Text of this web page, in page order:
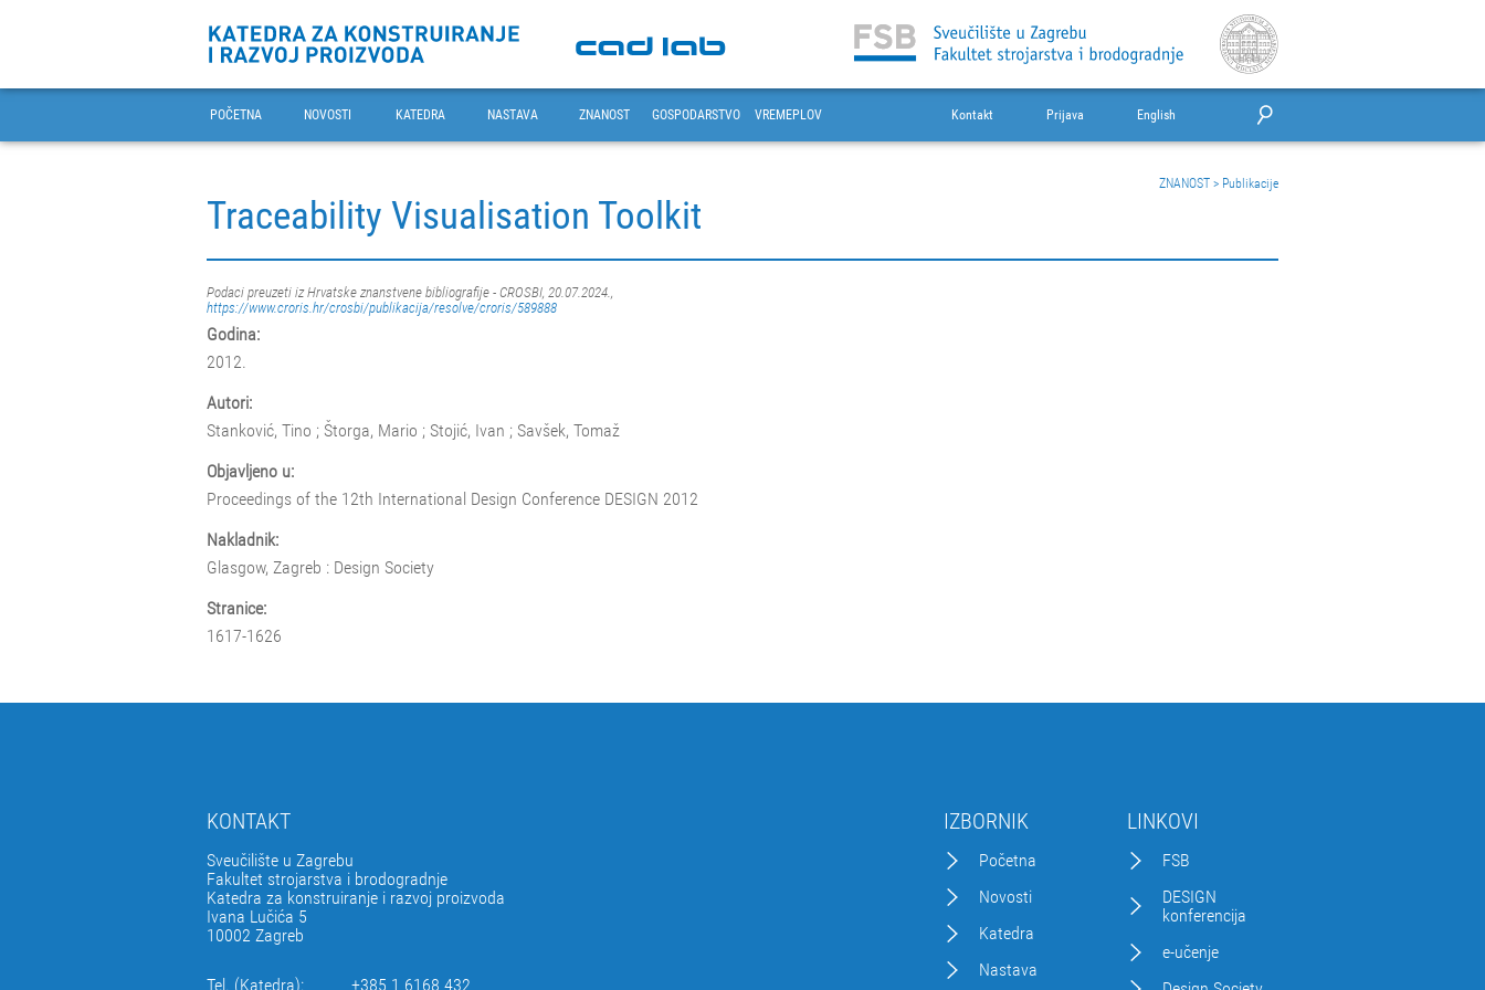
POČETNA NOVOSTI KATEDRA NASTAVA ZNANOST GOSPODARSTVO VREMEPLOV Kontakt Prijava English
ZNANOST > Publikacije
Traceability Visualisation Toolkit
Podaci preuzeti iz Hrvatske znanstvene bibliografije - CROSBI, 20.07.2024.,
https://www.croris.hr/crosbi/publikacija/resolve/croris/589888
Godina:
2012.
Autori:
Stanković, Tino ; Štorga, Mario ; Stojić, Ivan ; Savšek, Tomaž
Objavljeno u:
Proceedings of the 12th International Design Conference DESIGN 2012
Nakladnik:
Glasgow, Zagreb : Design Society
Stranice:
1617-1626
KONTAKT
Sveučilište u Zagrebu
Fakultet strojarstva i brodogradnje
Katedra za konstruiranje i razvoj proizvoda
Ivana Lučića 5
10002 Zagreb
Tel. (Katedra): +385 1 6168 432
IZBORNIK
Početna
Novosti
Katedra
Nastava
LINKOVI
FSB
DESIGN
konferencija
e-učenje